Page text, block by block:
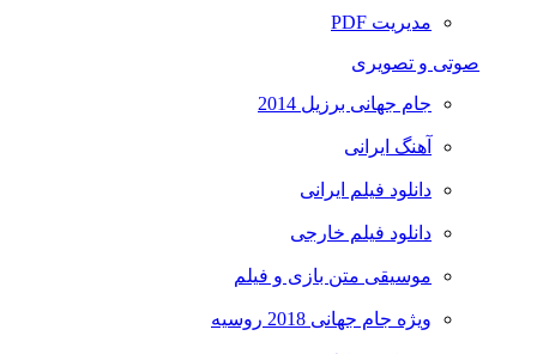
مدیریت PDF
صوتی و تصویری
جام جهانی برزیل 2014
آهنگ ایرانی
دانلود فیلم ایرانی
دانلود فیلم خارجی
موسیقی متن بازی و فیلم
ویژه جام جهانی 2018 روسیه